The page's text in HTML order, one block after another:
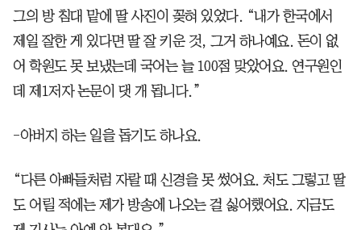
그의 방 침대 맡에 딸 사진이 꽂혀 있었다. “내가 한국에서
제일 잘한 게 있다면 딸 잘 키운 것, 그거 하나예요. 돈이 없
어 학원도 못 보냈는데 국어는 늘 100점 맞았어요. 연구원인
데 제1저자 논문이 댓 개 됩니다.”
-아버지 하는 일을 돕기도 하나요.
“다른 아빠들처럼 자랄 때 신경을 못 썼어요. 처도 그렇고 딸
도 어릴 적에는 제가 방송에 나오는 걸 싫어했어요. 지금도